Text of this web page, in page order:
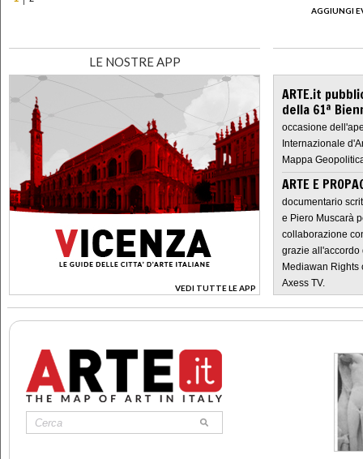
AGGIUNGI
LE NOSTRE APP
VEDI TUTTE LE APP
>
ARTE.it
della 61ª
occasione
Internazionale
Mappa
ARTE E
documentario
e Piero Muscarà
collaborazione
grazie all'accordo
Mediawan
Axess TV.